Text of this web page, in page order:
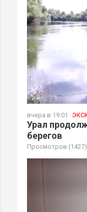
вчера в 19:01
Урал
берегов
Просмотров (1427)